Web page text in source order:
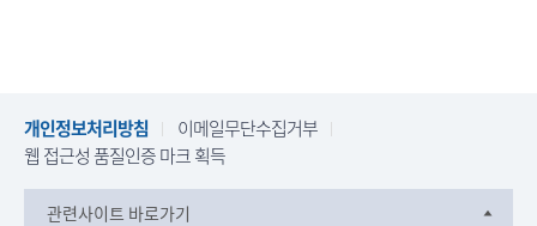
개인정보처리방침
이메일무단수집거부
웹 접근성 품질인증 마크 획득
관련사이트 바로가기